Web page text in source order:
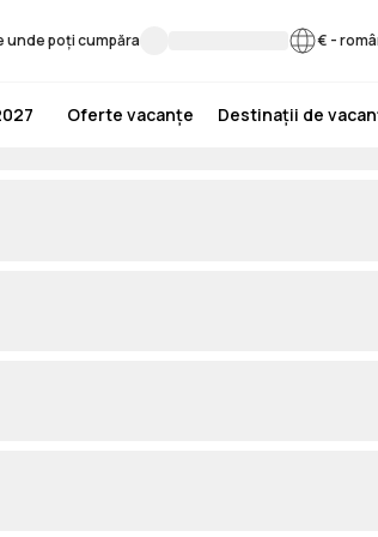
unde poți cumpăra € -
Oferte vacanțe Destinații de